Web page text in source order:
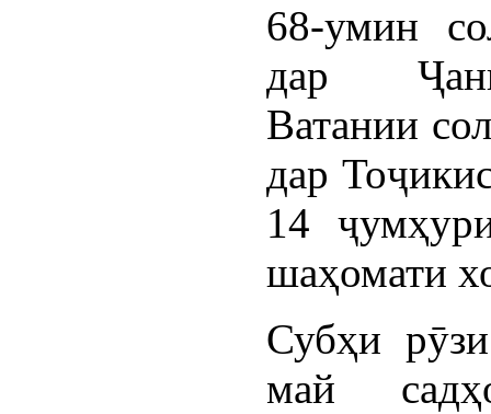
68-умин
дар
Ватании
дар
14
шаҳомати
Субҳи
май